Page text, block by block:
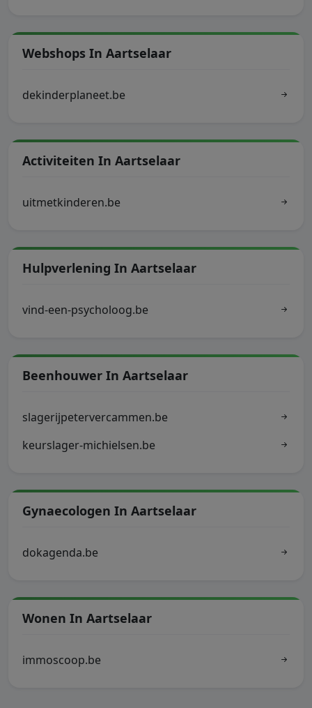
Webshops In Aartselaar
dekinderplaneet.be
Activiteiten In Aartselaar
uitmetkinderen.be
Hulpverlening In Aartselaar
vind-een-psycholoog.be
Beenhouwer In Aartselaar
slagerijpetervercammen.be
keurslager-michielsen.be
Gynaecologen In Aartselaar
dokagenda.be
Wonen In Aartselaar
immoscoop.be